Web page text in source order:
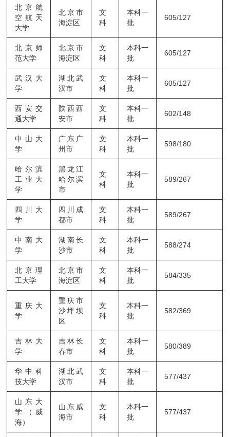
北京航
空航天
大学
北京市
海淀区
文
科
本科一
批
605/127
北京师
范大学
北京市
海淀区
文
科
本科一
批
605/127
武汉大
学
湖北武
汉市
文
科
本科一
批
605/127
西安交
通大学
陕西西
安市
文
科
本科一
批
602/148
中山大
学
广东广
州市
文
科
本科一
批
598/180
哈尔滨
工业大
学
黑龙江
哈尔滨
市
文
科
本科一
批
589/267
四川大
学
四川成
都市
文
科
本科一
批
589/267
中南大
学
湖南长
沙市
文
科
本科一
批
588/274
北京理
工大学
北京市
海淀区
文
科
本科一
批
584/335
重庆大
学
重庆市
沙坪坝
区
文
科
本科一
批
582/369
吉林大
学
吉林长
春市
文
科
本科一
批
580/389
华中科
技大学
湖北武
汉市
文
科
本科一
批
577/437
山东大
学（威
海）
山东威
海市
文
科
本科一
批
577/437